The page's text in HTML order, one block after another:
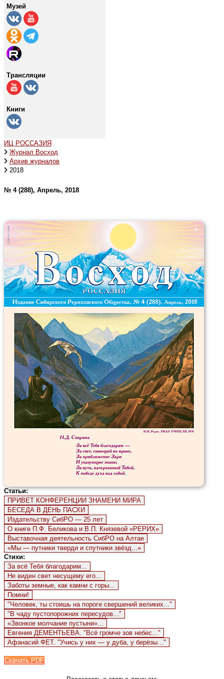
Музей
Трансляции
Книги
ИЦ РОССАЗИЯ
Журнал Восход
Архив журналов
2018
№ 4 (288), Апрель, 2018
Статьи:
ПРИВЕТ КОНФЕРЕНЦИИ ЗНАМЕНИ МИРА
БЕСЕДА В ДЕНЬ ПАСХИ
Издательству СибРО — 25 лет
О книге П.Ф. Беликова и В.П. Князевой «РЕРИХ»
Выставочная деятельность СибРО на Алтае
«Мы — путники тверди и спутники звёзд...»
Стихи:
За всё Тебя благодарим...
Не виден свет несущему его...
Заботы земные, как камни с горы...
Помни!
"Человек, ты стоишь на пороге свершений великих..."
"В чаду пустопорожних пересудов..."
«Звонкое молчание пустыни»...
Евгения ДЕМЕНТЬЕВА. "Всё громче зов небес..."
Афанасий ФЕТ. "Учись у них — у дуба, у берёзы..."
Скачать PDF